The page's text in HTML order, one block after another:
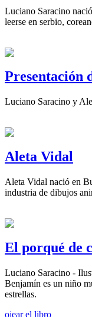
Luciano Saracino
leerse en serbio,
Presentación
Luciano Saracino y
Aleta Vidal
Aleta Vidal nació en
industria de dibujos
El porqué de
Luciano Saracino -
Benjamín es un niño
estrellas.
ojear el libro